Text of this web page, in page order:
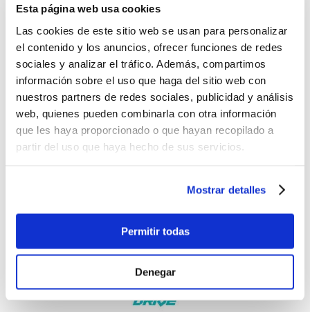
Esta página web usa cookies
Las cookies de este sitio web se usan para personalizar
el contenido y los anuncios, ofrecer funciones de redes
sociales y analizar el tráfico. Además, compartimos
información sobre el uso que haga del sitio web con
nuestros partners de redes sociales, publicidad y análisis
web, quienes pueden combinarla con otra información
que les haya proporcionado o que hayan recopilado a
partir del uso que haya hecho de sus servicios.
Mostrar detalles
Permitir todas
Denegar
Acepta las cookies de preferencia